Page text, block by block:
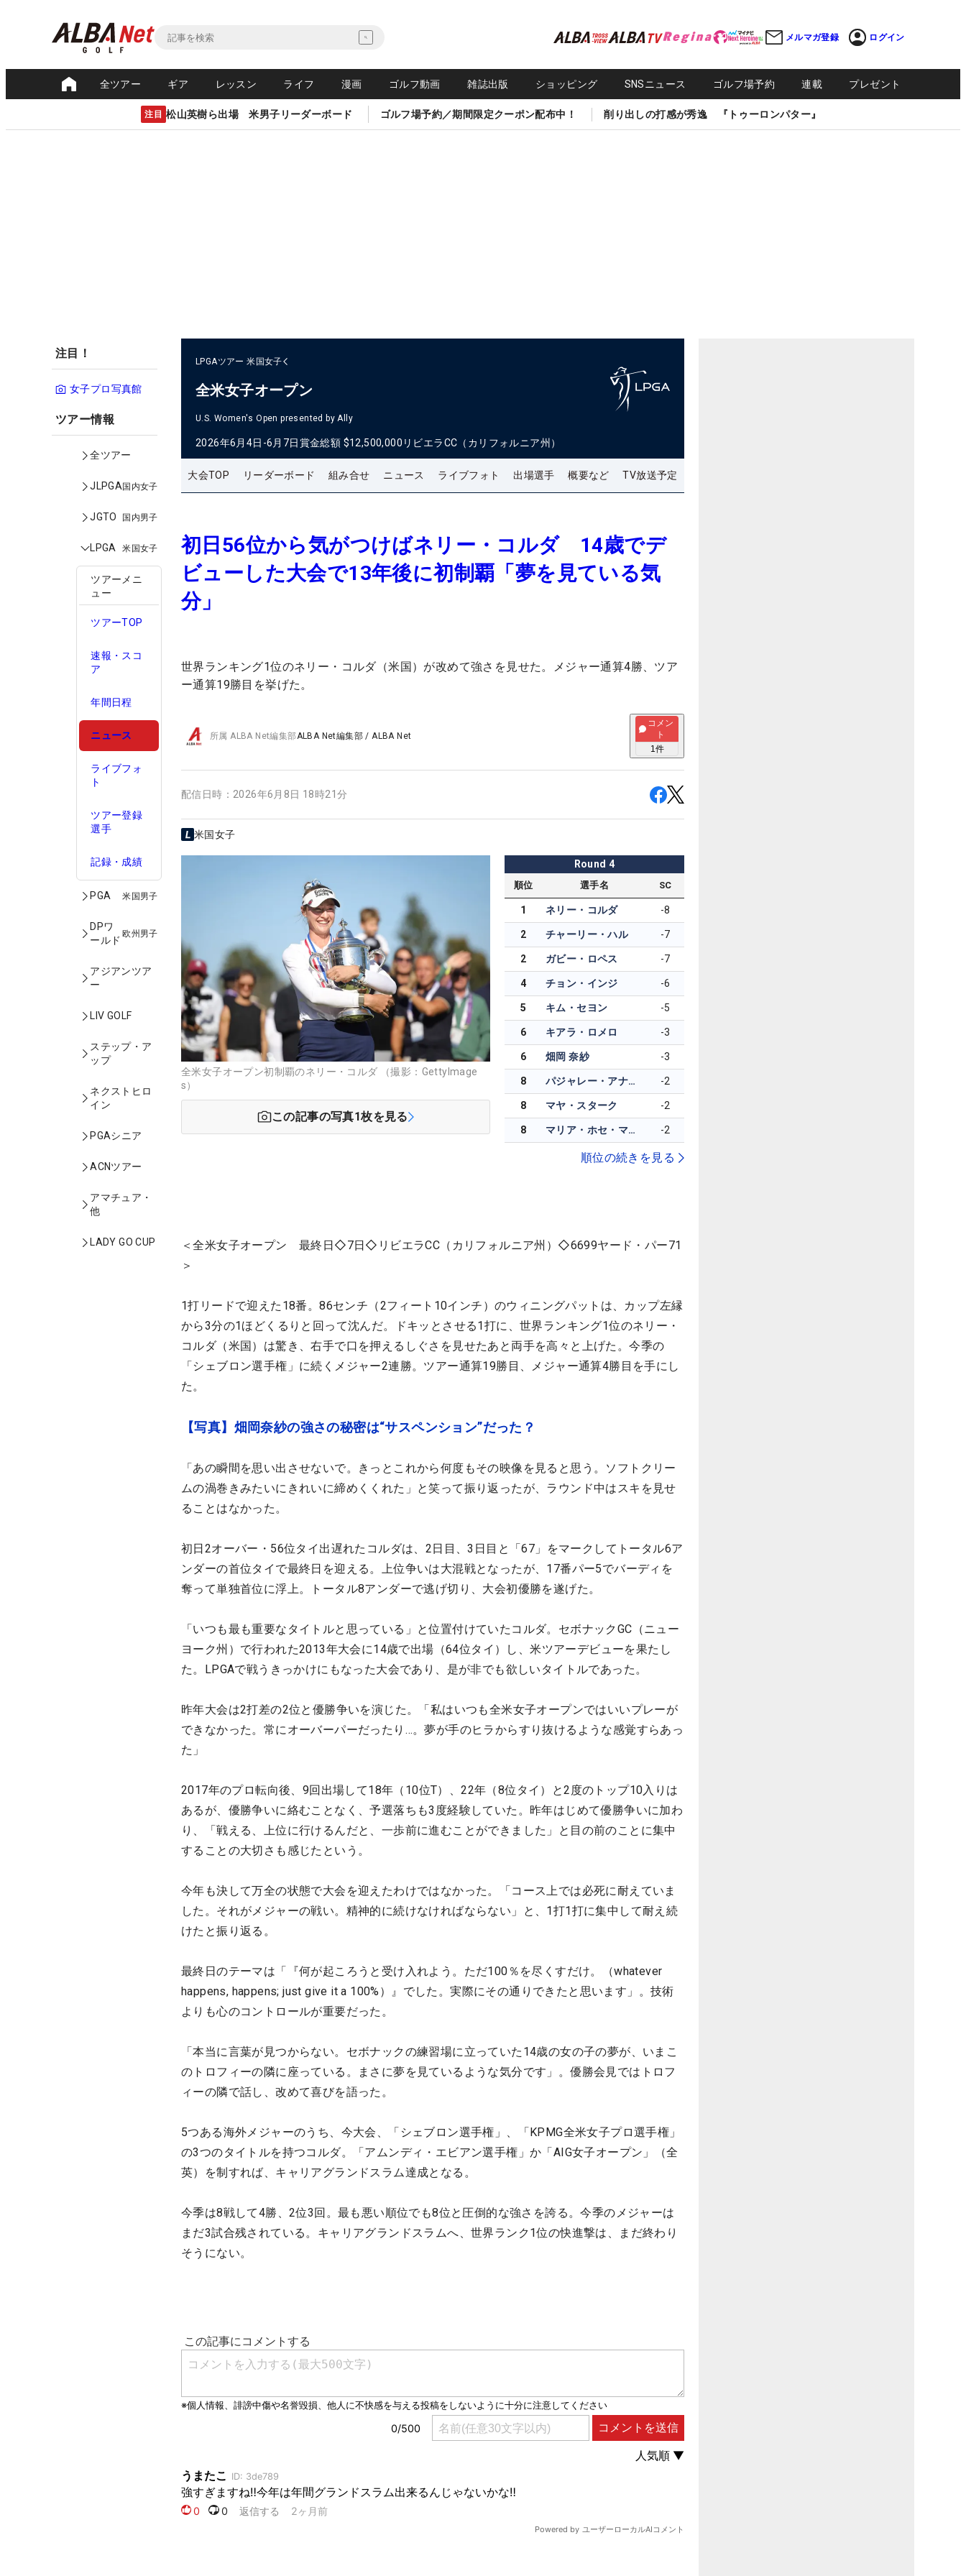
メルマガ登録 ログイン
全ツアー ギア レッスン ライフ 漫画 ゴルフ動画 雑誌出版 ショッピング SNSニュース ゴルフ場予約 連載 プレゼント
注目 松山英樹ら出場 米男子リーダーボード ゴルフ場予約／期間限定クーポン配布中！ 削り出しの打感が秀逸 『トゥーロンパター』
注目！
女子プロ写真館
ツアー情報
全ツアー
JLPGA国内女子
JGTO 国内男子
LPGA 米国女子
ツアーメニ
ュー
ツアーTOP
速報・スコ
ア
年間日程
ニュース
ライブフォ
ト
ツアー登録
選手
記録・成績
PGA 米国男子
DPワ
ールド
欧州男子
アジアンツア
ー
LIV GOLF
ステップ・ア
ップ
ネクストヒロ
イン
PGAシニア
ACNツアー
アマチュア・
他
LADY GO CUP
LPGAツアー 米国女子
全米女子オープン
U.S. Women's Open presented by Ally
2026年6月4日-6月7日賞金総額 $12,500,000 リビエラCC（カリフォルニア州）
大会TOP リーダーボード 組み合せ ニュース ライブフォト 出場選手 概要など TV放送予定
初日56位から気がつけばネリー・コルダ 14歳でデ
ビューした大会で13年後に初制覇「夢を見ている気
分」
世界ランキング1位のネリー・コルダ（米国）が改めて強さを見せた。メジャー通算4勝、ツア
ー通算19勝目を挙げた。
所属ALBA Net編集部ALBA Net編集部 /ALBA Net
コメン
ト
1件
配信日時： 2026年6月8日 18時21分
米国女子
全米女子オープン初制覇のネリー・コルダ （撮影：GettyImage
s）
この記事の写真1枚を見る
Round 4
順位 選手名 SC
1 ネリー・コルダ -8
2 チャーリー・ハル -7
2 ガビー・ロペス -7
4 チョン・インジ -6
5 キム・セヨン -5
6 キアラ・ロメロ -3
6 畑岡 奈紗 -3
8 パジャレー・アナナルカルン -2
8 マヤ・スターク -2
8 マリア・ホセ・マリーン -2
順位の続きを見る
＜全米女子オープン 最終日◇7日◇リビエラCC（カリフォルニア州）◇6699ヤード・パー71
＞
1打リードで迎えた18番。86センチ（2フィート10インチ）のウィニングパットは、カップ左縁
から3分の1ほどくるりと回って沈んだ。ドキッとさせる1打に、世界ランキング1位のネリー・
コルダ（米国）は驚き、右手で口を押えるしぐさを見せたあと両手を高々と上げた。今季の
「シェブロン選手権」に続くメジャー2連勝。ツアー通算19勝目、メジャー通算4勝目を手にし
た。
【写真】畑岡奈紗の強さの秘密は“サスペンション”だった？
「あの瞬間を思い出させないで。きっとこれから何度もその映像を見ると思う。ソフトクリー
ムの渦巻きみたいにきれいに締めくくれた」と笑って振り返ったが、ラウンド中はスキを見せ
ることはなかった。
初日2オーバー・56位タイ出遅れたコルダは、2日目、3日目と「67」をマークしてトータル6ア
ンダーの首位タイで最終日を迎える。上位争いは大混戦となったが、17番パー5でバーディを
奪って単独首位に浮上。トータル8アンダーで逃げ切り、大会初優勝を遂げた。
「いつも最も重要なタイトルと思っている」と位置付けていたコルダ。セボナックGC（ニュー
ヨーク州）で行われた2013年大会に14歳で出場（64位タイ）し、米ツアーデビューを果たし
た。LPGAで戦うきっかけにもなった大会であり、是が非でも欲しいタイトルであった。
昨年大会は2打差の2位と優勝争いを演じた。「私はいつも全米女子オープンではいいプレーが
できなかった。常にオーバーパーだったり…。夢が手のヒラからすり抜けるような感覚すらあっ
た」
2017年のプロ転向後、9回出場して18年（10位T）、22年（8位タイ）と2度のトップ10入りは
あるが、優勝争いに絡むことなく、予選落ちも3度経験していた。昨年はじめて優勝争いに加わ
り、「戦える、上位に行けるんだと、一歩前に進むことができました」と目の前のことに集中
することの大切さも感じたという。
今年も決して万全の状態で大会を迎えたわけではなかった。「コース上では必死に耐えていま
した。それがメジャーの戦い。精神的に続けなければならない」と、1打1打に集中して耐え続
けたと振り返る。
最終日のテーマは「『何が起ころうと受け入れよう。ただ100％を尽くすだけ。（whatever
happens, happens; just give it a 100%）』でした。実際にその通りできたと思います」。技術
よりも心のコントロールが重要だった。
「本当に言葉が見つからない。セボナックの練習場に立っていた14歳の女の子の夢が、いまこ
のトロフィーの隣に座っている。まさに夢を見ているような気分です」。優勝会見ではトロフ
ィーの隣で話し、改めて喜びを語った。
5つある海外メジャーのうち、今大会、「シェブロン選手権」、「KPMG全米女子プロ選手権」
の3つのタイトルを持つコルダ。「アムンディ・エビアン選手権」か「AIG女子オープン」（全
英）を制すれば、キャリアグランドスラム達成となる。
今季は8戦して4勝、2位3回。最も悪い順位でも8位と圧倒的な強さを誇る。今季のメジャーは
まだ3試合残されている。キャリアグランドスラムへ、世界ランク1位の快進撃は、まだ終わり
そうにない。